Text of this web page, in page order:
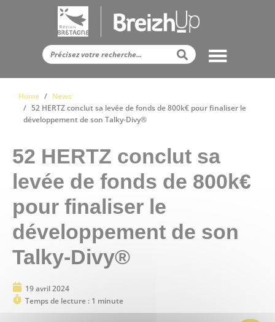
Home
News
52 HERTZ conclut sa levée de fonds de 800k€ pour finaliser le
développement de son Talky-Divy®
52 HERTZ conclut sa
levée de fonds de 800k€
pour finaliser le
développement de son
Talky-Divy®
19 avril 2024
Temps de lecture : 1 minute
Panneau de gestion des cookies